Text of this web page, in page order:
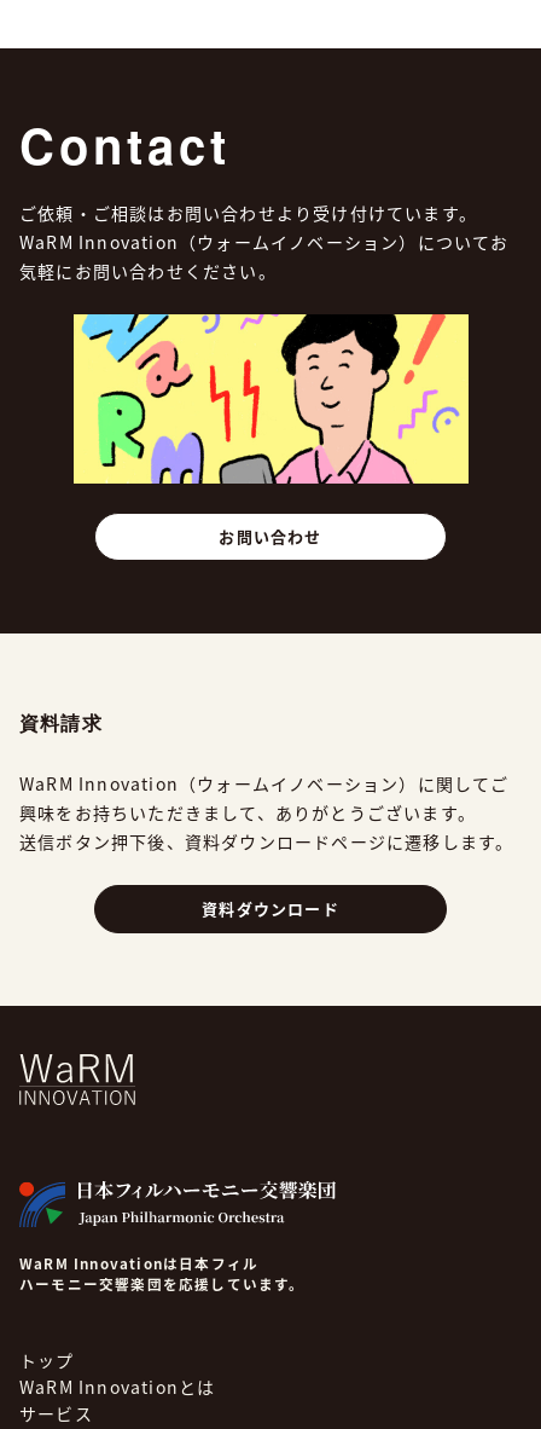
Contact
ご依頼・ご相談はお問い合わせより受け付けています。
WaRM Innovation（ウォームイノベーション）についてお
気軽にお問い合わせください。
お問い合わせ
資料請求
WaRM Innovation（ウォームイノベーション）に関してご
興味をお持ちいただきまして、 ありがとうございます。
送信ボタン押下後、資料ダウンロードページに遷移します。
資料ダウンロード
WaRM Innovationは日本フィル
ハーモニー交響楽団を応援しています。
トップ
WaRM Innovationとは
サービス